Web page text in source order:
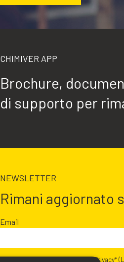
CHIMIVER APP
Brochure,
di supporto per
NEWSLETTER
Rimani aggiornato
Email
Presa visione dell’informativa Privacy*